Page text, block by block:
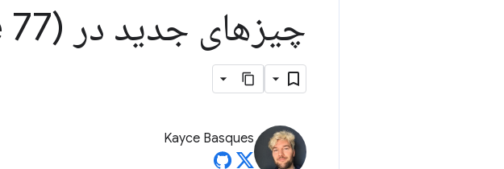
چیزهای جدید در Dev
Kayce Basques